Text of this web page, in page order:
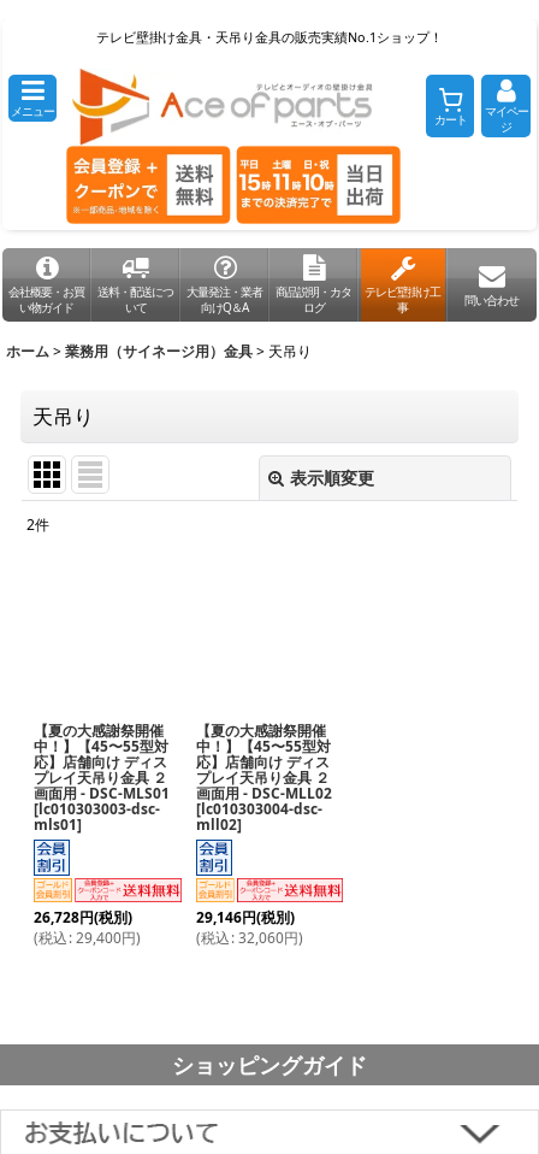
テレビ壁掛け金具・天吊り金具の販売実績No.1ショップ！
メニュー カート
マイペー
ジ
会社概要・お買
い物ガイド
送料・配送につ
いて
大量発注・業者
向けQ＆A
商品説明・カタ
ログ
テレビ壁掛け工
事
問い合わせ
ホーム >業務用（サイネージ用）金具> 天吊り
天吊り
表示順変更
2件
【夏の大感謝祭開催
中！】【45〜55型対
応】店舗向け ディス
プレイ天吊り金具 ２
画面用 - DSC-MLS01
[lc010303003-dsc-
mls01]
26,728円(税別)
(税込: 29,400円)
【夏の大感謝祭開催
中！】【45〜55型対
応】店舗向け ディス
プレイ天吊り金具 ２
画面用 - DSC-MLL02
[lc010303004-dsc-
mll02]
29,146円(税別)
(税込: 32,060円)
ショッピングガイド